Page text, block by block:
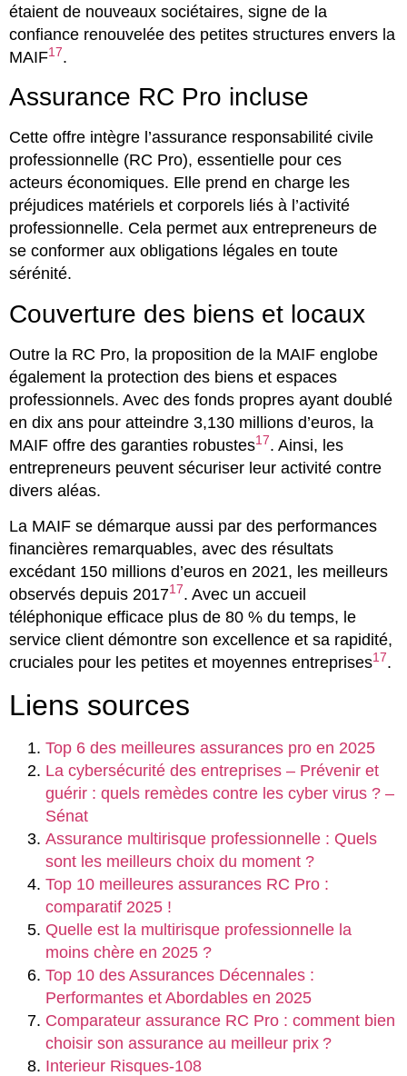
étaient de nouveaux sociétaires, signe de la
confiance renouvelée des petites structures envers la
MAIF17.
Assurance RC Pro incluse
Cette offre intègre l’assurance responsabilité civile
professionnelle (RC Pro), essentielle pour ces
acteurs économiques. Elle prend en charge les
préjudices matériels et corporels liés à l’activité
professionnelle. Cela permet aux entrepreneurs de
se conformer aux obligations légales en toute
sérénité.
Couverture des biens et locaux
Outre la RC Pro, la proposition de la MAIF englobe
également la protection des biens et espaces
professionnels. Avec des fonds propres ayant doublé
en dix ans pour atteindre 3,130 millions d’euros, la
MAIF offre des garanties robustes17. Ainsi, les
entrepreneurs peuvent sécuriser leur activité contre
divers aléas.
La MAIF se démarque aussi par des performances
financières remarquables, avec des résultats
excédant 150 millions d’euros en 2021, les meilleurs
observés depuis 201717. Avec un accueil
téléphonique efficace plus de 80 % du temps, le
service client démontre son excellence et sa rapidité,
cruciales pour les petites et moyennes entreprises17.
Liens sources
Top 6 des meilleures assurances pro en 2025
La cybersécurité des entreprises – Prévenir et
guérir : quels remèdes contre les cyber virus ? –
Sénat
Assurance multirisque professionnelle : Quels
sont les meilleurs choix du moment ?
Top 10 meilleures assurances RC Pro :
comparatif 2025 !
Quelle est la multirisque professionnelle la
moins chère en 2025 ?
Top 10 des Assurances Décennales :
Performantes et Abordables en 2025
Comparateur assurance RC Pro : comment bien
choisir son assurance au meilleur prix ?
Interieur Risques-108